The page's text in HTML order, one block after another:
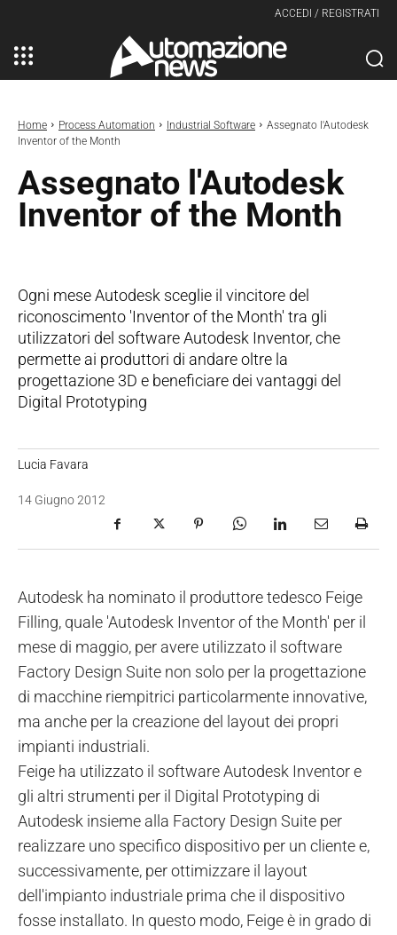
ACCEDI / REGISTRATI
Home Process Automation Industrial Software
Assegnato l'Autodesk
Inventor of the Month
Assegnato l'Autodesk
Inventor of the Month
Ogni mese Autodesk sceglie il vincitore del
riconoscimento 'Inventor of the Month' tra gli
utilizzatori del software Autodesk Inventor, che
permette ai produttori di andare oltre la
progettazione 3D e beneficiare dei vantaggi del
Digital Prototyping
Lucia Favara
14 Giugno 2012
Autodesk ha nominato il produttore tedesco Feige
Filling, quale 'Autodesk Inventor of the Month' per il
mese di maggio, per avere utilizzato il software
Factory Design Suite non solo per la progettazione
di macchine riempitrici particolarmente innovative,
ma anche per la creazione del layout dei propri
impianti industriali.
Feige ha utilizzato il software Autodesk Inventor e
gli altri strumenti per il Digital Prototyping di
Autodesk insieme alla Factory Design Suite per
realizzare uno specifico dispositivo per un cliente e,
successivamente, per ottimizzare il layout
dell'impianto industriale prima che il dispositivo
fosse installato. In questo modo, Feige è in grado di